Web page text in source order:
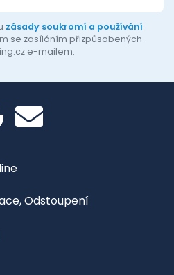
zásady soukromí a používání
se zasíláním přizpůsobených
e-mailem.
Odstoupení